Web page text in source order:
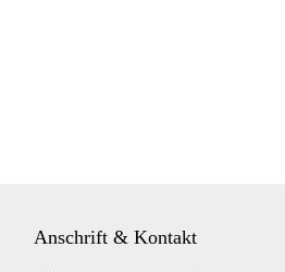
Anschrift & Kontakt